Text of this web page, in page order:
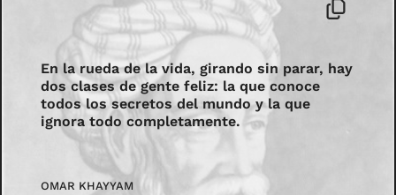
En la rueda de la vida, girando sin parar, hay
dos clases de gente feliz: la que conoce
todos los secretos del mundo y la que
ignora todo completamente.
OMAR KHAYYAM